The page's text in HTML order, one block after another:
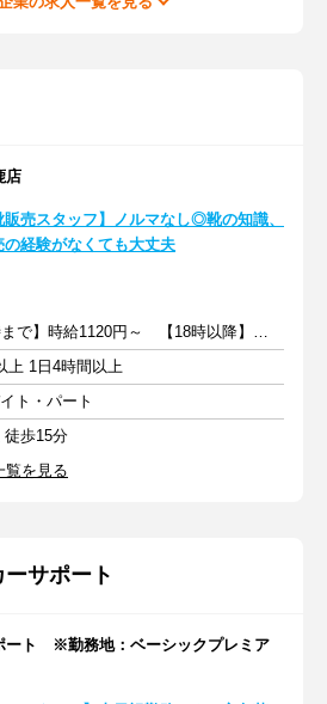
店
販売スタッフ】ノルマなし◎靴の知識、
の経験がなくても大丈夫
【18時まで】時給1120円～ 【18時以降】時給1150円～＋交通費
上 1日4時間以上
ト・パート
徒歩15分
覧を見る
サポート
ート ※勤務地：ベーシックプレミア